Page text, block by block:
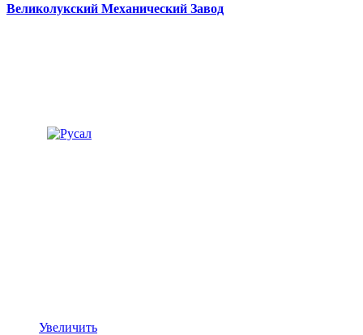
Великолукский Механический Завод
Увеличить